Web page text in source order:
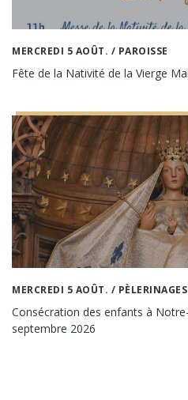
MERCREDI 5 AOÛT. / PAROISSE
Fête de la Nativité de la Vierge
MERCREDI 5 AOÛT. / PÈLERINAGES
Consécration des enfants à
septembre 2026